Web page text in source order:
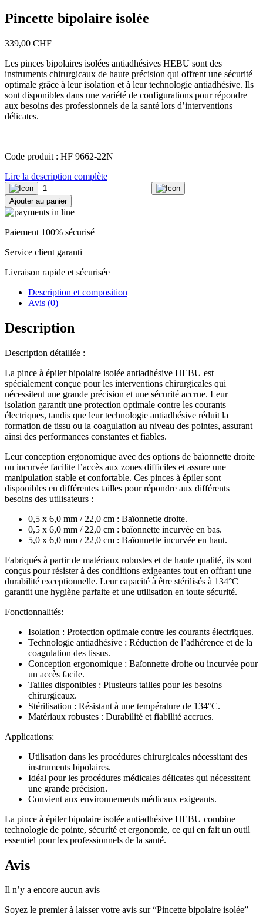
Pincette bipolaire isolée
339,00 CHF
Les pinces bipolaires isolées antiadhésives HEBU sont des
instruments chirurgicaux de haute précision qui offrent une sécurité
optimale grâce à leur isolation et à leur technologie antiadhésive. Ils
sont disponibles dans une variété de configurations pour répondre
aux besoins des professionnels de la santé lors d’interventions
délicates.
Code produit : HF 9662-22N
Lire la description complète
quantité
de
Pincette
bipolaire
isolée
Ajouter au panier
Paiement 100% sécurisé
Service client garanti
Livraison rapide et sécurisée
Description et composition
Avis (0)
Description
Description détaillée :
La pince à épiler bipolaire isolée antiadhésive HEBU est
spécialement conçue pour les interventions chirurgicales qui
nécessitent une grande précision et une sécurité accrue. Leur
isolation garantit une protection optimale contre les courants
électriques, tandis que leur technologie antiadhésive réduit la
formation de tissu ou la coagulation au niveau des pointes, assurant
ainsi des performances constantes et fiables.
Leur conception ergonomique avec des options de baïonnette droite
ou incurvée facilite l’accès aux zones difficiles et assure une
manipulation stable et confortable. Ces pinces à épiler sont
disponibles en différentes tailles pour répondre aux différents
besoins des utilisateurs :
0,5 x 6,0 mm / 22,0 cm : Baïonnette droite.
0,5 x 6,0 mm / 22,0 cm : baïonnette incurvée en bas.
5,0 x 6,0 mm / 22,0 cm : Baïonnette incurvée en haut.
Fabriqués à partir de matériaux robustes et de haute qualité, ils sont
conçus pour résister à des conditions exigeantes tout en offrant une
durabilité exceptionnelle. Leur capacité à être stérilisés à 134°C
garantit une hygiène parfaite et une utilisation en toute sécurité.
Fonctionnalités:
Isolation : Protection optimale contre les courants électriques.
Technologie antiadhésive : Réduction de l’adhérence et de la
coagulation des tissus.
Conception ergonomique : Baïonnette droite ou incurvée pour
un accès facile.
Tailles disponibles : Plusieurs tailles pour les besoins
chirurgicaux.
Stérilisation : Résistant à une température de 134°C.
Matériaux robustes : Durabilité et fiabilité accrues.
Applications:
Utilisation dans les procédures chirurgicales nécessitant des
instruments bipolaires.
Idéal pour les procédures médicales délicates qui nécessitent
une grande précision.
Convient aux environnements médicaux exigeants.
La pince à épiler bipolaire isolée antiadhésive HEBU combine
technologie de pointe, sécurité et ergonomie, ce qui en fait un outil
essentiel pour les professionnels de la santé.
Avis
Il n’y a encore aucun avis
Soyez le premier à laisser votre avis sur “Pincette bipolaire isolée”